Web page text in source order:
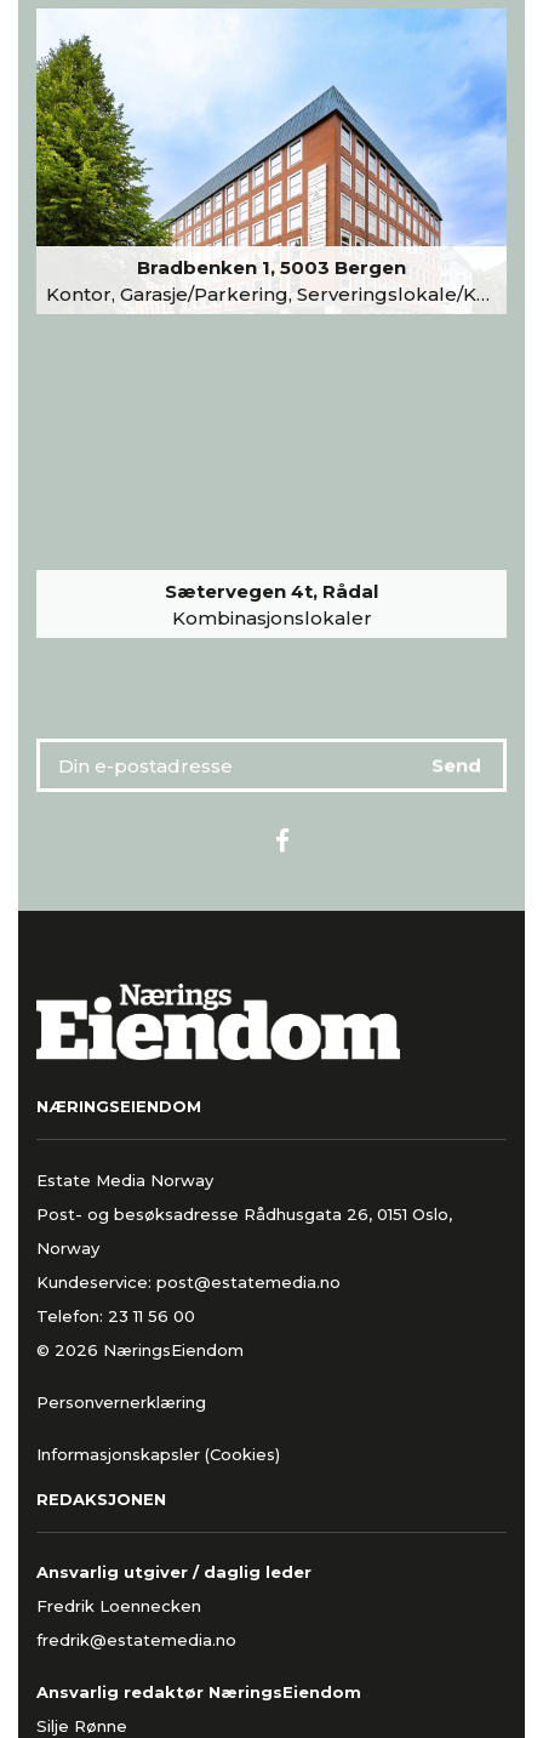
Bradbenken 1, 5003 Bergen
Kontor, Garasje/Parkering, Serveringslokale/Kantine, Undervisning/Arrangement
Sætervegen 4t, Rådal
Kombinasjonslokaler
NÆRINGSEIENDOM
Estate Media Norway
Post- og besøksadresse Rådhusgata 26, 0151 Oslo,
Norway
Kundeservice: post@estatemedia.no
Telefon: 23 11 56 00
© 2026 NæringsEiendom
Personvernerklæring
Informasjonskapsler (Cookies)
REDAKSJONEN
Ansvarlig utgiver / daglig leder
Fredrik Loennecken
fredrik@estatemedia.no
Ansvarlig redaktør NæringsEiendom
Silje Rønne